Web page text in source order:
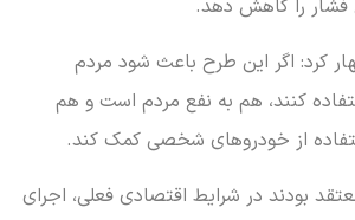
فشار را کاهش دهد.
کرد: اگر این طرح باعث شود مردم
کنند، هم به نفع مردم است و هم
از خودروهای شخصی کمک کند.
بودند در شرایط اقتصادی فعلی، اجرای